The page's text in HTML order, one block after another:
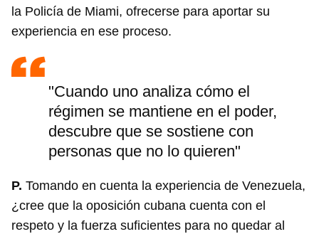
la Policía de Miami, ofrecerse para aportar su
experiencia en ese proceso.
"Cuando uno analiza cómo el
régimen se mantiene en el poder,
descubre que se sostiene con
personas que no lo quieren"
P. Tomando en cuenta la experiencia de Venezuela,
¿cree que la oposición cubana cuenta con el
respeto y la fuerza suficientes para no quedar al